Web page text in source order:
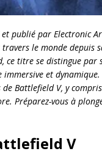
et publié par Electronic
le monde depuis
ce titre se distingue par
et
Battlefield V, y
Préparez-vous à
V